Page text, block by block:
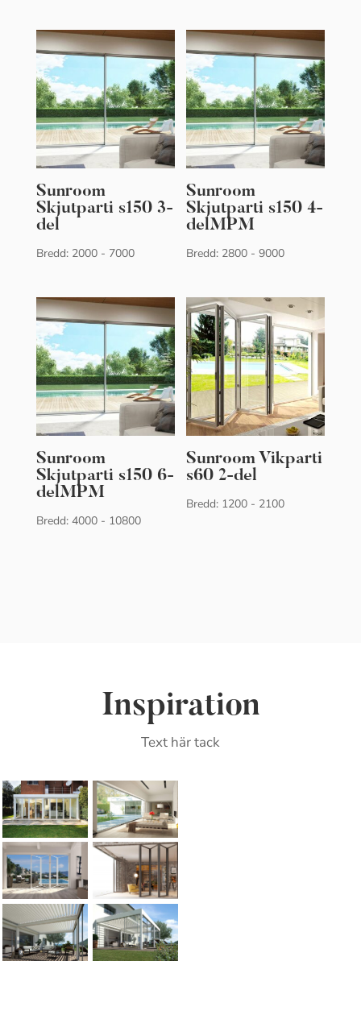
Sunroom
Skjutparti s150 3-
del
Bredd: 2000 - 7000
Sunroom
Skjutparti s150 4-
delMPM
Bredd: 2800 - 9000
Sunroom
Skjutparti s150 6-
delMPM
Bredd: 4000 - 10800
Sunroom Vikparti
s60 2-del
Bredd: 1200 - 2100
Inspiration
Text här tack